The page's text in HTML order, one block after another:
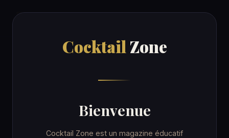
Cocktail Zone
Bienvenue
Cocktail Zone est un magazine éducatif
CocktailZone
Red Snapper